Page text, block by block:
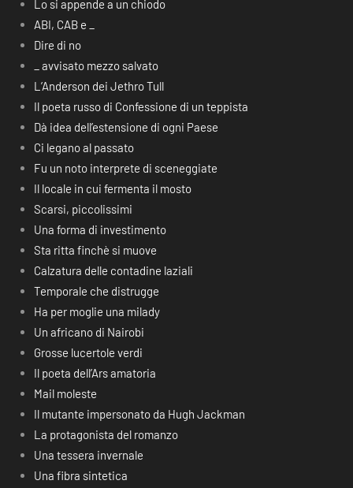
Lo si appende a un chiodo
ABI, CAB e _
Dire di no
_ avvisato mezzo salvato
L’Anderson dei Jethro Tull
Il poeta russo di Confessione di un teppista
Dà idea dell’estensione di ogni Paese
Ci legano al passato
Fu un noto interprete di sceneggiate
Il locale in cui fermenta il mosto
Scarsi, piccolissimi
Una forma di investimento
Sta ritta finchè si muove
Calzatura delle contadine laziali
Temporale che distrugge
Ha per moglie una milady
Un africano di Nairobi
Grosse lucertole verdi
Il poeta dell’Ars amatoria
Mail moleste
Il mutante impersonato da Hugh Jackman
La protagonista del romanzo
Una tessera invernale
Una fibra sintetica